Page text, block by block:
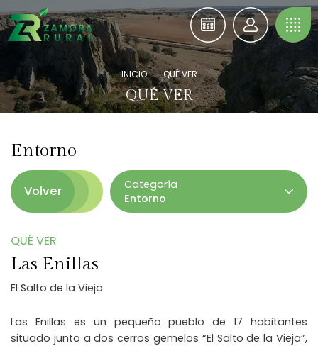
INICIO . QUÉ VER
QUÉ VER
Entorno
Categoría
Entorno
Volver
QUÉ VER
Las Enillas
El Salto de la Vieja
Las Enillas es un pequeño pueblo de 17 habitantes
situado junto a dos cerros gemelos “El Salto de la Vieja”,